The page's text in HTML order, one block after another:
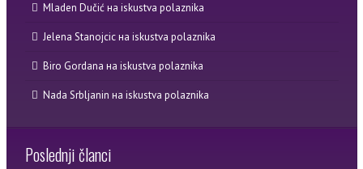
Mladen Dučićна iskustva polaznika
Jelena Stanojcicна iskustva polaznika
Biro Gordana на iskustva polaznika
Nada Srbljanin на iskustva polaznika
Poslednji članci